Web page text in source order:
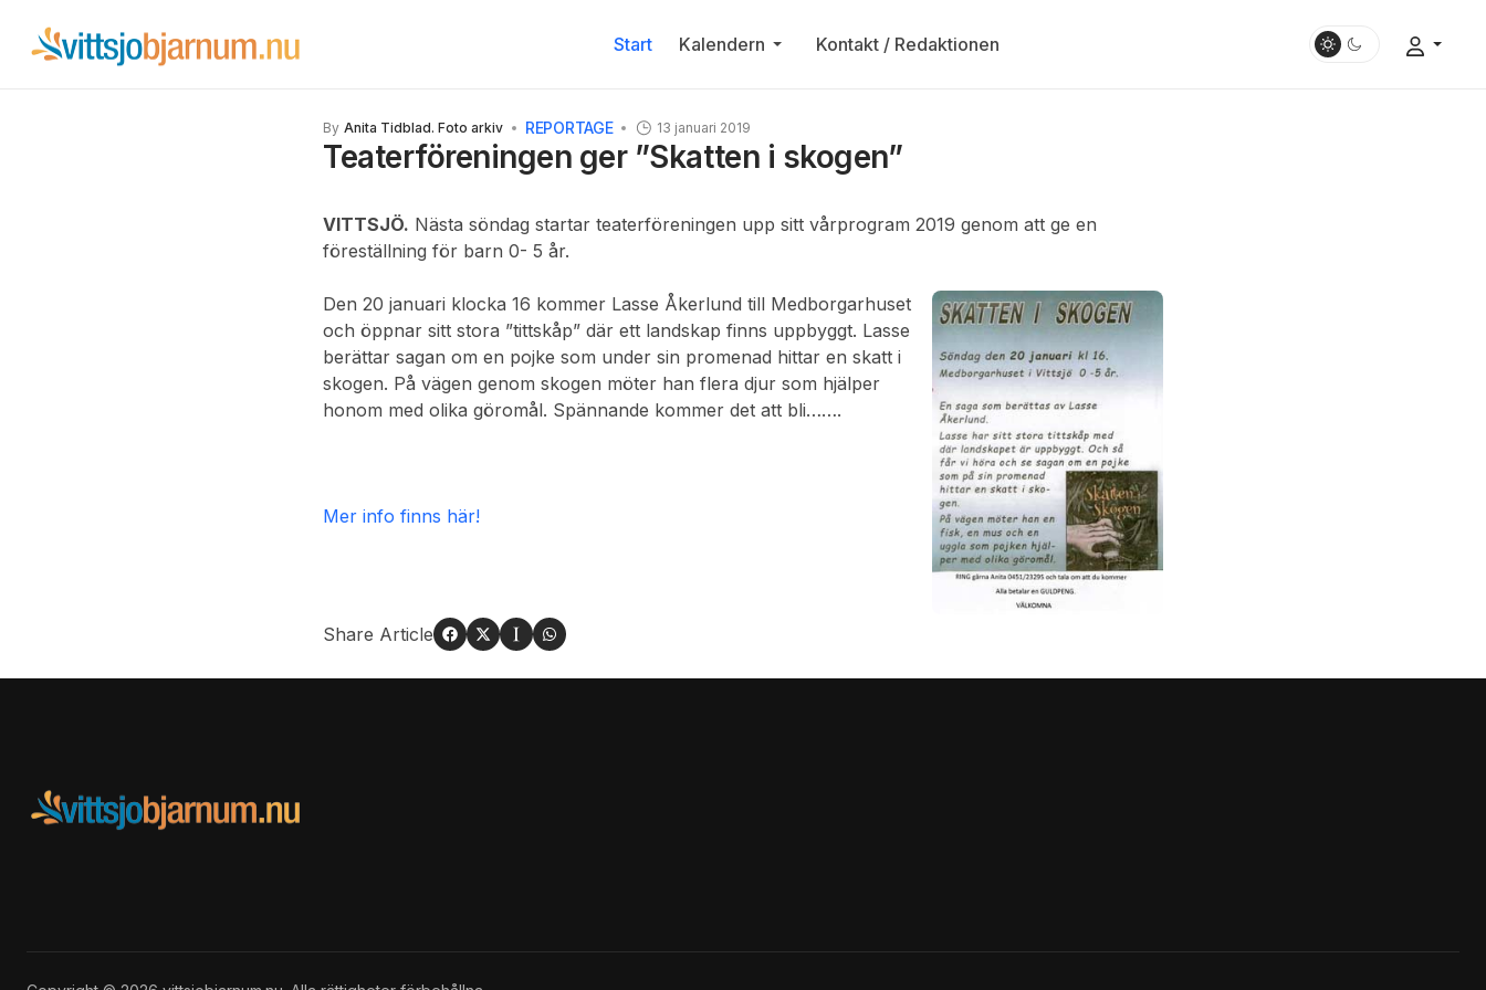
Start Kalendern Kontakt / Redaktionen
By Anita Tidblad. Foto arkiv REPORTAGE 13 januari 2019
Teaterföreningen ger ”Skatten i skogen”
VITTSJÖ. Nästa söndag startar teaterföreningen upp sitt vårprogram 2019 genom att ge en
föreställning för barn 0- 5 år.
Den 20 januari klocka 16 kommer Lasse Åkerlund till Medborgarhuset
och öppnar sitt stora ”tittskåp” där ett landskap finns uppbyggt. Lasse
berättar sagan om en pojke som under sin promenad hittar en skatt i
skogen. På vägen genom skogen möter han flera djur som hjälper
honom med olika göromål. Spännande kommer det att bli…….
Mer info finns här!
Share Article